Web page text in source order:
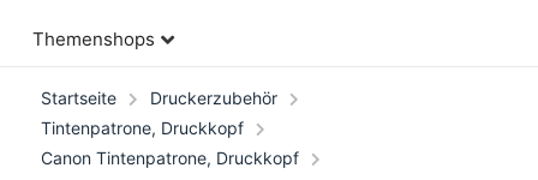
Themenshops
Startseite
Druckerzubehör
Tintenpatrone, Druckkopf
Canon Tintenpatrone, Druckkopf